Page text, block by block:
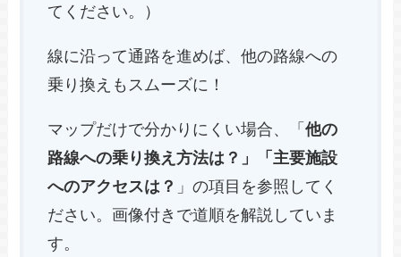
てください。）
線に沿って通路を進めば、他の路線への
乗り換えもスムーズに！
マップだけで分かりにくい場合、「他の
路線への乗り換え方法は？」「主要施設
へのアクセスは？ 」の項目を参照してく
ださい。画像付きで道順を解説していま
す。